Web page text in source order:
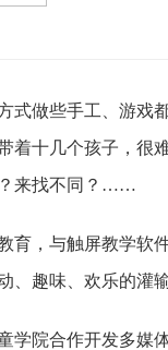
式做些手工、游戏
着十几个孩子，很
？来找不同？……
育，与触屏教学软
、趣味、欢乐的灌
学院合作开发多媒